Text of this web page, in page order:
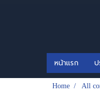
หน้าแรก
Home All